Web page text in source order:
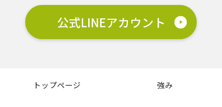
公式LINEアカウント
トップページ 強み